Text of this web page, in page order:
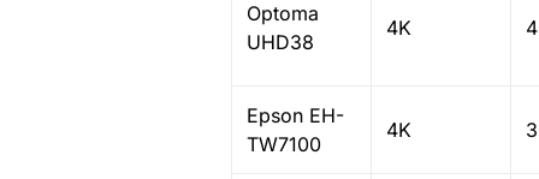
Optoma
UHD38
4K
Epson EH-
TW7100
4K